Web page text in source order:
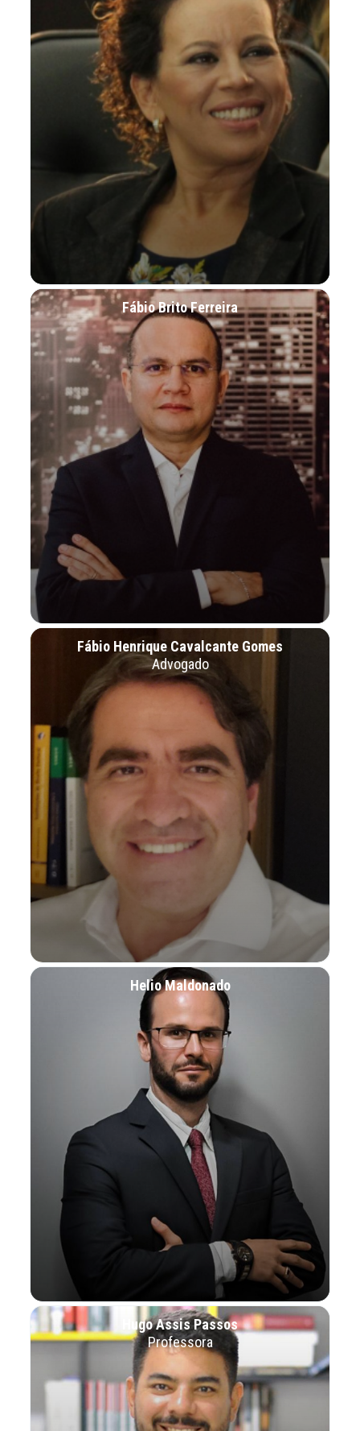
Fábio Brito Ferreira
Fábio Henrique Cavalcante Gomes
Advogado
Helio Maldonado
Hugo Assis Passos
Professora